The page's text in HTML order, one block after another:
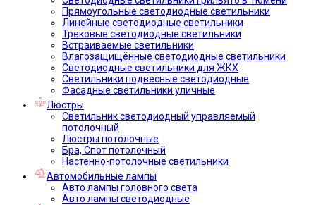
Прямоугольные светодиодные светильники
Линейные светодиодные светильники
Трековые светодиодные светильники
Встраиваемые светильники
Влагозащищённые светодиодные светильники
Светодиодные светильники для ЖКХ
Светильники подвесные светодиодные
Фасадные светильники уличные
Люстры
Светильник светодиодный управляемый
потолочный
Люстры потолочные
Бра, Спот потолочный
Настенно-потолочные светильники
Автомобильные лампы
Авто лампы головного света
Авто лампы светодиодные